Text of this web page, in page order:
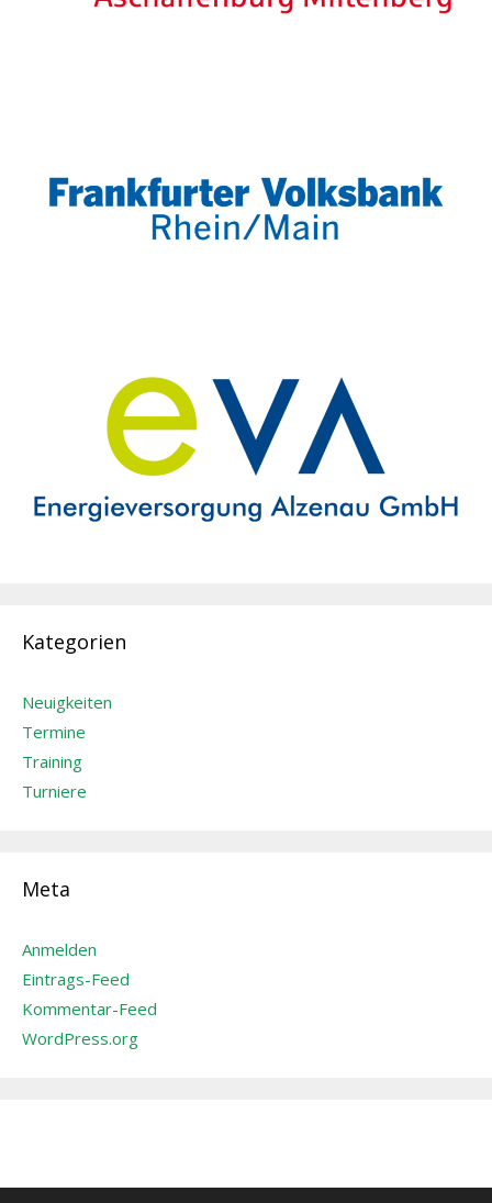
Kategorien
Neuigkeiten
Termine
Training
Turniere
Meta
Anmelden
Eintrags-Feed
Kommentar-Feed
WordPress.org